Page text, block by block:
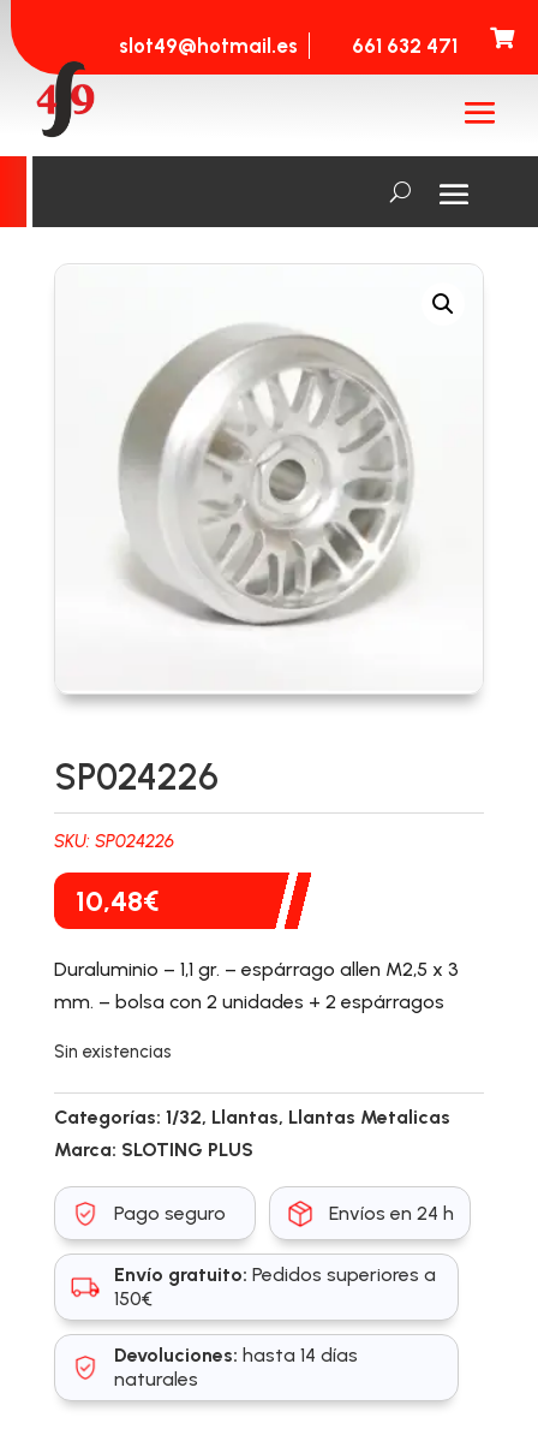
slot49@hotmail.es 661 632 471 
SP024226
SKU: SP024226
10,48€
Duraluminio – 1,1 gr. – espárrago allen M2,5 x 3
mm. – bolsa con 2 unidades + 2 espárragos
Sin existencias
Categorías: 1/32, Llantas, Llantas Metalicas
Marca: SLOTING PLUS
Pago seguro Envíos en 24 h
Envío gratuito: Pedidos superiores a
150€
Devoluciones: hasta 14 días
naturales